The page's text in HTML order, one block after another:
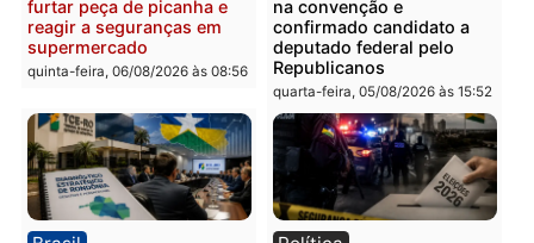
tórax durante briga com
vizinho no bairro Ulysses
Guimarães
quinta-feira, 06/08/2026 às 09:24
facção criminosa são
presos por receptação e
adulteração de veículos
em Porto Velho
quinta-feira, 06/08/2026 às